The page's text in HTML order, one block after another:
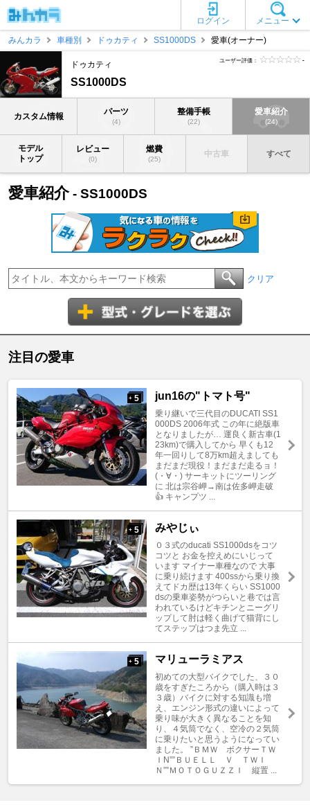
メニュー
ログイン
みんカラ
車種別 ドゥカティ SS1000DS 愛車(オーナー)
ドゥカティ
SS1000DS
ユーザー評価： -
カスタム情報 パーツ
(4)
整備手帳
(22)
愛車紹介
(24)
モデル
トップ
レビュー
(0)
燃費
(25)
中古車 すべて
愛車紹介- SS1000DS
クリア
注目の愛車
+ 5 jun16の"トマト号"
乗り継いで三代目のDUCATI SS1
000DS 2006年式 この年に絶版車
となりましたが… 運良く新古車(1
23km)で購入してから 早くも12
年一回りして8万km超えましても
まだまだ現役！まだまだ走るョ！
(・∀・) サーキットにツーリング
に 北は宗谷岬→南は佐多岬走破
👍 キャンプツ ...
+ 5 みやじぃ
０３式のducati SS1000dsをコツ
コツと お金を控えめにいじって
います マイナー車種なので 大事
に乗り続けます 400ssから乗り換
えてドカ歴は13年くらい SS1000
dsの乗車姿勢がつらいと巷では言
われているけどキチンとニーグリ
ップして肘は軽く曲げて猫背にし
てステップはつま先立 ...
+ 5 マリューラミアス
初めての大型バイクでした、３０
歳をすぎたころから（購入時は３
３歳）バイクに対する知識も増
え、エンジン形式の違いによって
乗り味が大きく異なることを知
り、４気筒でなく、空冷の２気筒
に乗りたいと思うようになってい
ました。 ”ＢＭＷ ボクサーＴＷ
ＩN””ＢＵＥＬＬ Ｖ ＴＷＩ
Ｎ””ＭＯＴＯＧＵＺＺＩ 縦置 ...